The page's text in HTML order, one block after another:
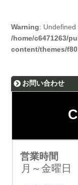
Warning:
/home/c6471263/
content/themes/
お問い合わせ
営業時間
月～金曜日